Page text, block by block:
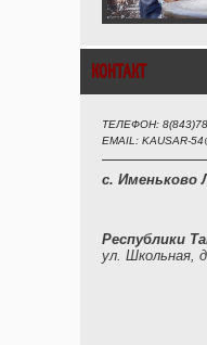
КОНТАКТ
ТЕЛЕФОН:
EMAIL: KAUSAR-
с. Именьково
Республики
ул. Школьная,